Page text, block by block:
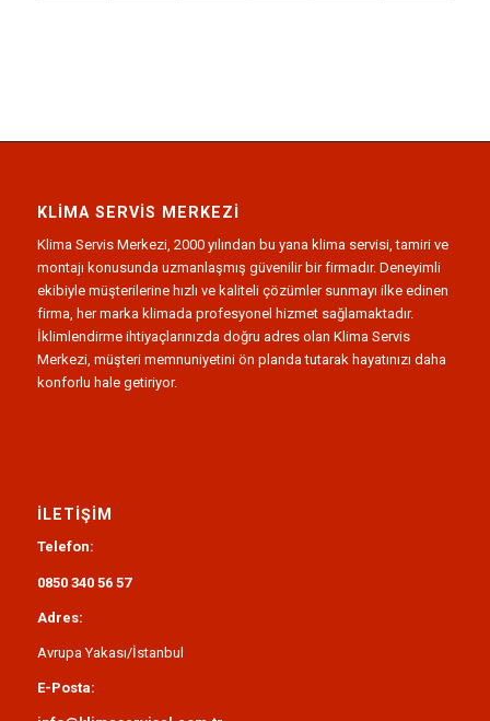
KLIMA SERVIS MERKEZI
Klima Servis Merkezi, 2000 yılından bu yana klima servisi, tamiri ve
montajı konusunda uzmanlaşmış güvenilir bir firmadır. Deneyimli
ekibiyle müşterilerine hızlı ve kaliteli çözümler sunmayı ilke edinen
firma, her marka klimada profesyonel hizmet sağlamaktadır.
İklimlendirme ihtiyaçlarınızda doğru adres olan Klima Servis
Merkezi, müşteri memnuniyetini ön planda tutarak hayatınızı daha
konforlu hale getiriyor.
İLETIŞIM
Telefon:
0850 340 56 57
Adres:
Avrupa Yakası/İstanbul
E-Posta: